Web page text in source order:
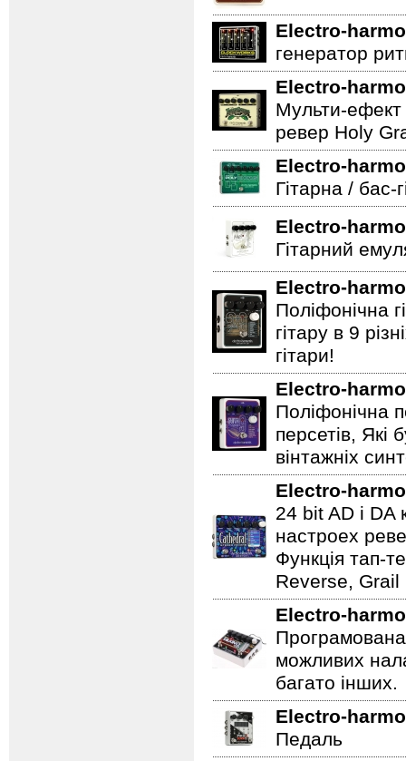
Electro-
генератор
Electro-
Мульти-ефект
ревер Holy
Electro-
Гітарна / бас-
Electro-
Гітарний
Electro-
Поліфонічна
гітару в 9
гітари!
Electro-
Поліфонічна
персетів, Які
вінтажніх
Electro-
24 bit AD і
настроех
Функція тап-
Reverse, Grail
Electro-
можливих
багато інших.
Electro-
Педаль